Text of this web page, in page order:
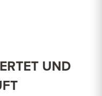
UND